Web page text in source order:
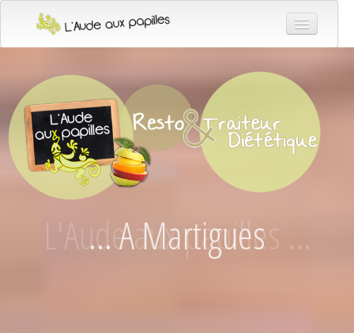
ÉVÈNEMENTS LE CHEF
TRAITEUR CONTACT
... A Martigues